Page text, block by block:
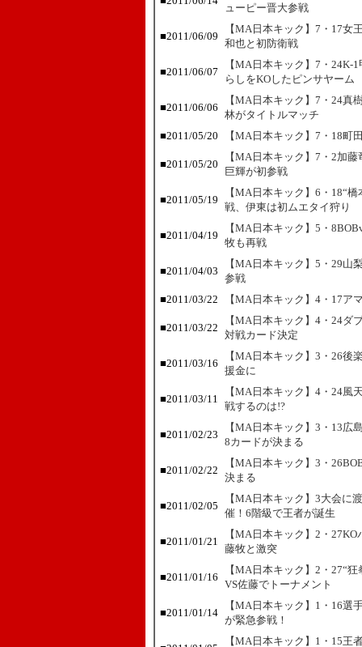
ューピー晋大参戦
■2011/06/09
【MA日本キック】7・17女
和也と初防衛戦
■2011/06/07
【MA日本キック】7・24K-
らしをKOしたピンサヤーム
■2011/06/06
【MA日本キック】7・24真
林がタイトルマッチ
■2011/05/20 【MA日本キック】7・18町
■2011/05/20
【MA日本キック】7・2加
巨輝が初参戦
■2011/05/19
【MA日本キック】6・18“
戦、伊東は初ムエタイ狩り
■2011/04/19
【MA日本キック】5・
牧も再戦
■2011/04/03
【MA日本キック】5・29山
参戦
■2011/03/22 【MA日本キック】4・17ア
■2011/03/22
【MA日本キック】4・24ダ
対戦カード決定
■2011/03/16
【MA日本キック】3・26後
援金に
■2011/03/11
【MA日本キック】4・24風
戦するのは!?
■2011/02/23
【MA日本キック】3・13広
8カードが決まる
■2011/02/22
【MA日本キック】3・
決まる
■2011/02/05
【MA日本キック】3大会に
催！6階級で王者が誕生
■2011/01/21
【MA日本キック】2・
藤牧と激突
■2011/01/16
【MA日本キック】2・27“
VS佐藤でトーナメント
■2011/01/14
【MA日本キック】1・16選
が緊急参戦！
【MA日本キック】1・15王